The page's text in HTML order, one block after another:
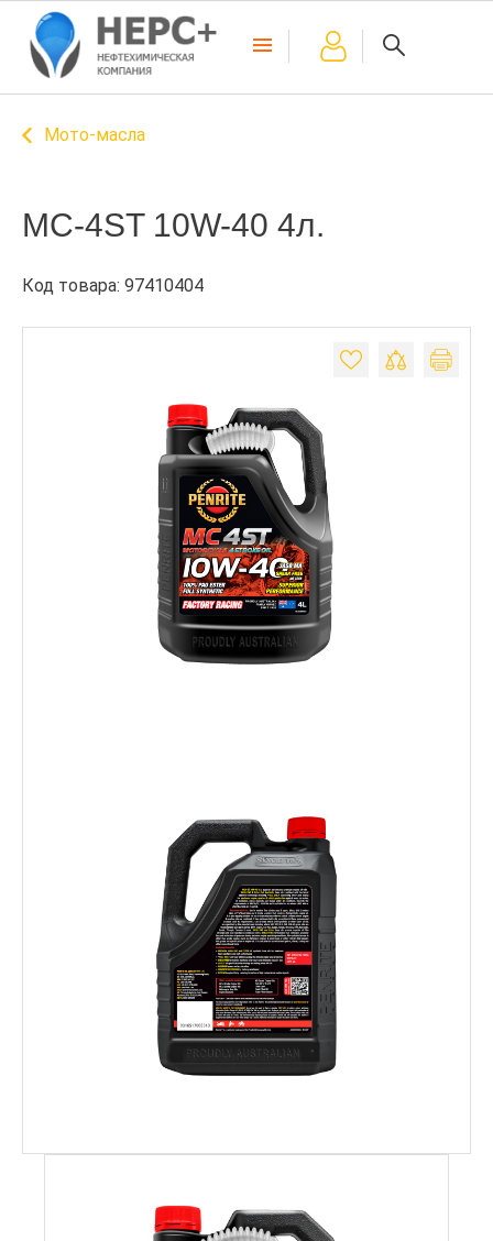
Мото-масла
MC-4ST 10W-40 4л.
Код товара: 97410404